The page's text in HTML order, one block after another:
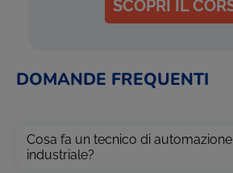
SCOPRI IL
DOMANDE FREQUENTI
Cosa fa un tecnico di automazione
industriale?